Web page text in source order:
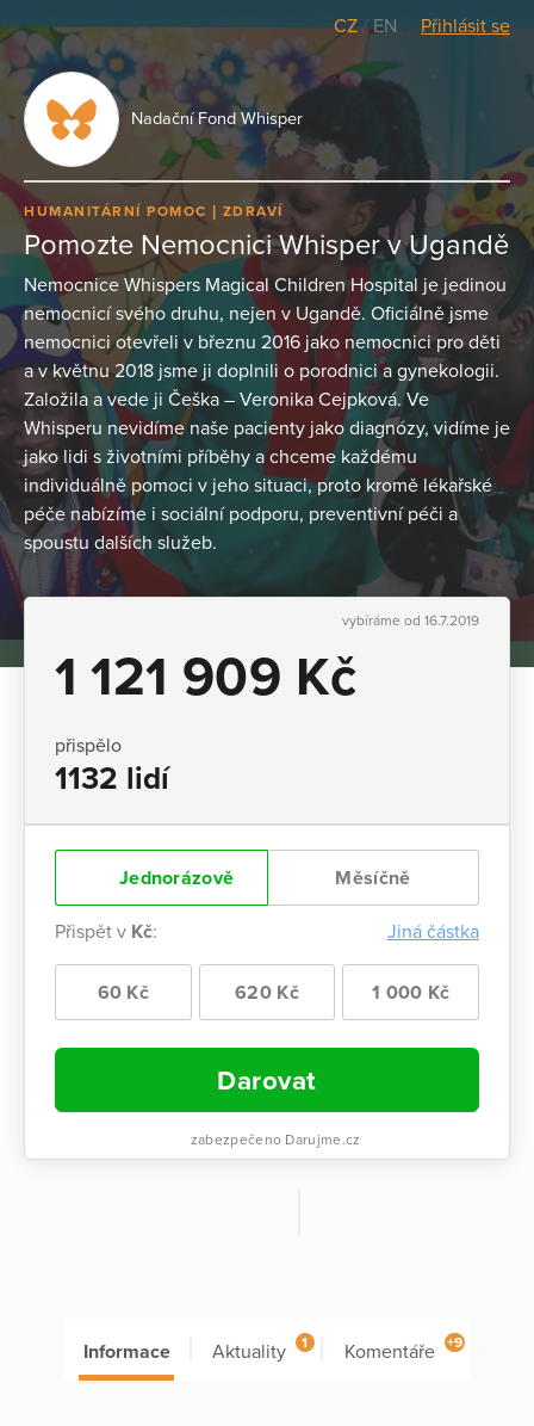
CZ/EN Přihlásit se
Nadační Fond Whisper
HUMANITÁRNÍ POMOC ZDRAVÍ
Pomozte Nemocnici Whisper v Ugandě
Nemocnice Whispers Magical Children Hospital je jedinou
nemocnicí svého druhu, nejen v Ugandě. Oficiálně jsme
nemocnici otevřeli v březnu 2016 jako nemocnici pro děti
a v květnu 2018 jsme ji doplnili o porodnici a gynekologii.
Založila a vede ji Češka – Veronika Cejpková. Ve
Whisperu nevidíme naše pacienty jako diagnózy, vidíme je
jako lidi s životními příběhy a chceme každému
individuálně pomoci v jeho situaci, proto kromě lékařské
péče nabízíme i sociální podporu, preventivní péči a
spoustu dalších služeb.
vybíráme od 16.7.2019
1 121 909 Kč
přispělo
1132 lidí
Jednorázově Měsíčně
Přispět v Kč: Jiná částka
60 Kč 620 Kč 1 000 Kč
Darovat
zabezpečeno Darujme.cz
Informace Aktuality 1 Komentáře +9